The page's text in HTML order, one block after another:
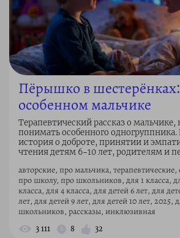
Пёрышко в
особенном мальчике
Терапевтический рассказ о
понимать особенного
история о доброте, принятии и
чтения детям 6–10 лет, родителям и
авторские, про мальчика,
про школу, про школьников, для 1 класса,
класса, для 4 класса, для детей 6 лет, для
лет, для детей 9 лет, для детей 10 лет,
школьников, рассказы, инклюзивная
3 111 8 32